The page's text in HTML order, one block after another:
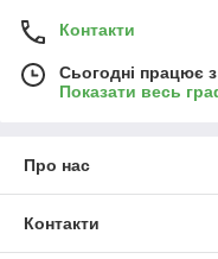
Контакти
Сьогодні працює
Показати весь
Про нас
Контакти